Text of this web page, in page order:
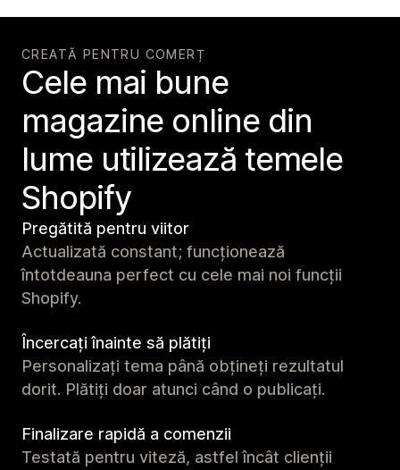
CREATĂ PENTRU COMERȚ
Cele mai bune
magazine online din
lume utilizează temele
Shopify
Pregătită pentru viitor
Actualizată constant; funcționează
întotdeauna perfect cu cele mai noi funcții
Shopify.
Încercați înainte să plătiți
Personalizați tema până obțineți rezultatul
dorit. Plătiți doar atunci când o publicați.
Finalizare rapidă a comenzii
Testată pentru viteză, astfel încât clienții